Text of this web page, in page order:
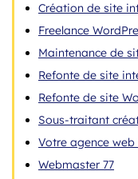
Création de site
Freelance
Maintenance de
Refonte de site
Refonte de site
Sous-traitant
Votre agence
Webmaster 77